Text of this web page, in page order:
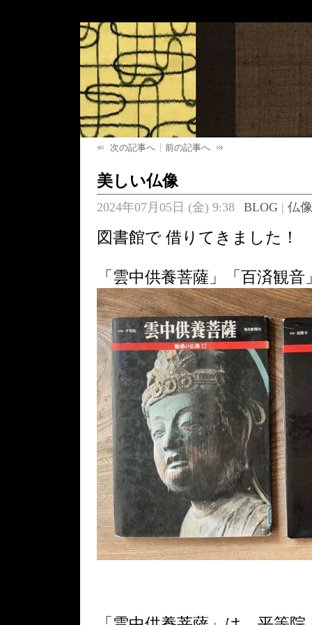
次の記事へ 前の記事へ
美しい仏像
2024年07月05日 (金) 9:38 BLOG| 仏
図書館で 借りてきました！
「雲中供養菩薩」「百済観